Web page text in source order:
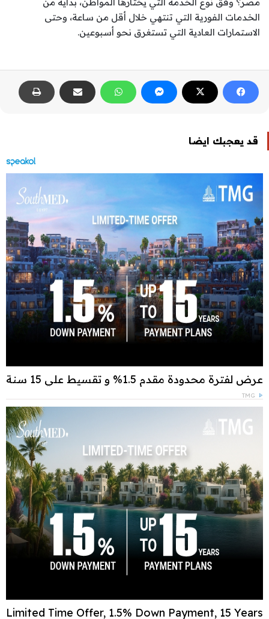
الخدمات الفورية التي تنتهي خلال أقل من ساعة، وحتى
الاستمارات العادية التي تستغرق نحو أسبوعين.
قد يعجبك ايضا
عرض لفترة محدودة مقدم 1.5% و تقسيط علي 15 سنة
TMG
Limited Time Offer, 1.5% Down Payment, 15 Years